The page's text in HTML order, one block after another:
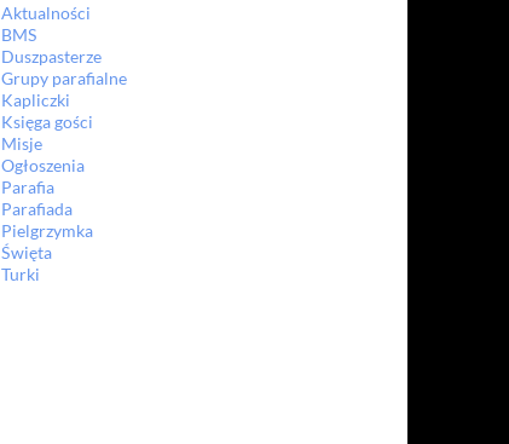
Aktualności
BMS
Duszpasterze
Grupy parafialne
Kapliczki
Księga gości
Misje
Ogłoszenia
Parafia
Parafiada
Pielgrzymka
Święta
Turki